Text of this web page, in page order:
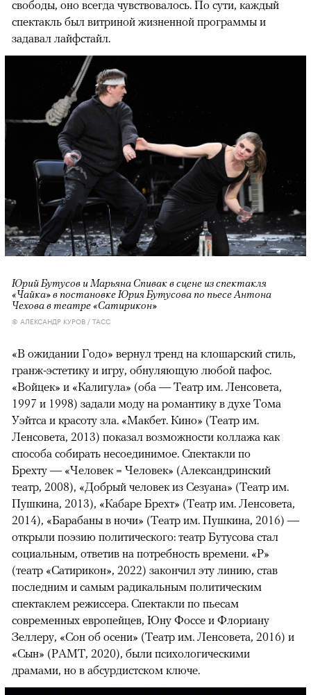
свободы, оно всегда чувствовалось. По сути, каждый
спектакль был витриной жизненной программы и
задавал лайфстайл.
Юрий Бутусов и Марьяна Спивак в сцене из спектакля
«Чайка» в постановке Юрия Бутусова по пьесе Антона
Чехова в театре «Сатирикон»
© АЛЕКСАНДР КУРОВ / ТАСС
«В ожидании Годо» вернул тренд на клошарский стиль,
гранж-эстетику и игру, обнуляющую любой пафос.
«Войцек» и «Калигула» (оба — Театр им. Ленсовета,
1997 и 1998) задали моду на романтику в духе Тома
Уэйтса и красоту зла. «Макбет. Кино» (Театр им.
Ленсовета, 2013) показал возможности коллажа как
способа собирать несоединимое. Спектакли по
Брехту — «Человек = Человек» (Александринский
театр, 2008), «Добрый человек из Сезуана» (Театр им.
Пушкина, 2013), «Кабаре Брехт» (Театр им. Ленсовета,
2014), «Барабаны в ночи» (Театр им. Пушкина, 2016) —
открыли поэзию политического: театр Бутусова стал
социальным, ответив на потребность времени. «Р»
(театр «Сатирикон», 2022) закончил эту линию, став
последним и самым радикальным политическим
спектаклем режиссера. Спектакли по пьесам
современных европейцев, Юну Фоссе и Флориану
Зеллеру, «Сон об осени» (Театр им. Ленсовета, 2016) и
«Сын» (РАМТ, 2020), были психологическими
драмами, но в абсурдистском ключе.